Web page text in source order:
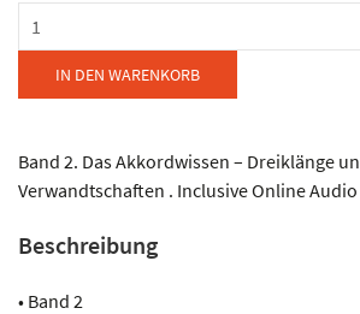
Peter
M.Haas
-
ganz
konkret
IN DEN WARENKORB
Band 2. Das Akkordwissen – Dreiklänge
Verwandtschaften . Inclusive Online Audio
Beschreibung
• Band 2